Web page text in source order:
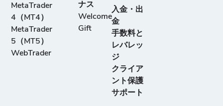
MetaTrader
4（MT4）
MetaTrader
5（MT5）
WebTrader
ナス
Welcome
Gift
入金・出
金
手数料と
レバレッ
ジ
クライア
ント保護
サポート